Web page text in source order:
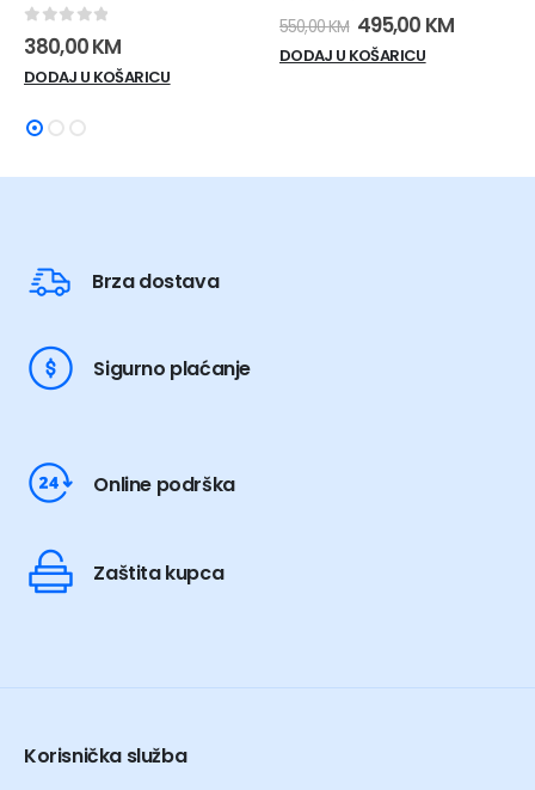
0 out of 5
380,00KM
DODAJ U KOŠARICU
out of 5
550,00KM Izvorna
cijena
bila
495,00 KM
DODAJ U KOŠARICU
Brza dostava
Sigurno plaćanje
Online podrška
Zaštita kupca
Korisnička služba